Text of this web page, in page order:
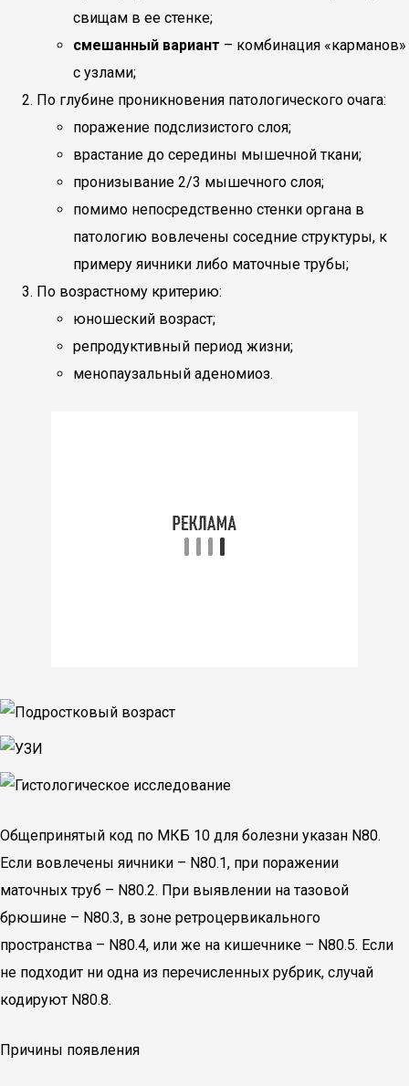
свищам в ее стенке;
смешанный вариант – комбинация «карманов»
с узлами;
По глубине проникновения патологического очага:
поражение подслизистого слоя;
врастание до середины мышечной ткани;
пронизывание 2/3 мышечного слоя;
помимо непосредственно стенки органа в
патологию вовлечены соседние структуры, к
примеру яичники либо маточные трубы;
По возрастному критерию:
юношеский возраст;
репродуктивный период жизни;
менопаузальный аденомиоз.
Общепринятый код по МКБ 10 для болезни указан N80.
Если вовлечены яичники – N80.1, при поражении
маточных труб – N80.2. При выявлении на тазовой
брюшине – N80.3, в зоне ретроцервикального
пространства – N80.4, или же на кишечнике – N80.5. Если
не подходит ни одна из перечисленных рубрик, случай
кодируют N80.8.
Причины появления